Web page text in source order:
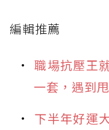
編輯推薦
職場抗壓王
一套，遇到
下半年好運